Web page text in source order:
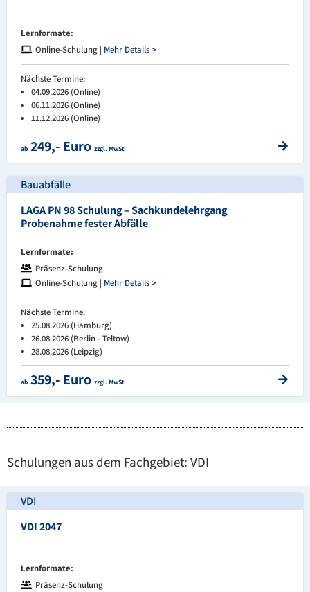
Lernformate:
Online-Schulung | Mehr Details >
Nächste Termine:
04.09.2026 (Online)
06.11.2026 (Online)
11.12.2026 (Online)
ab 249,- Euro zzgl. MwSt
Bauabfälle
LAGA PN 98 Schulung – Sachkundelehrgang
Probenahme fester Abfälle
Lernformate:
Präsenz-Schulung
Online-Schulung | Mehr Details >
Nächste Termine:
25.08.2026 (Hamburg)
26.08.2026 (Berlin - Teltow)
28.08.2026 (Leipzig)
ab 359,- Euro zzgl. MwSt
Schulungen aus dem Fachgebiet: VDI
VDI
VDI 2047
Lernformate:
Präsenz-Schulung